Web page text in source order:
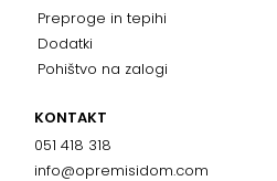
Preproge in tepihi
Dodatki
Pohištvo na zalogi
KONTAKT
051 418 318
info@opremisidom.com